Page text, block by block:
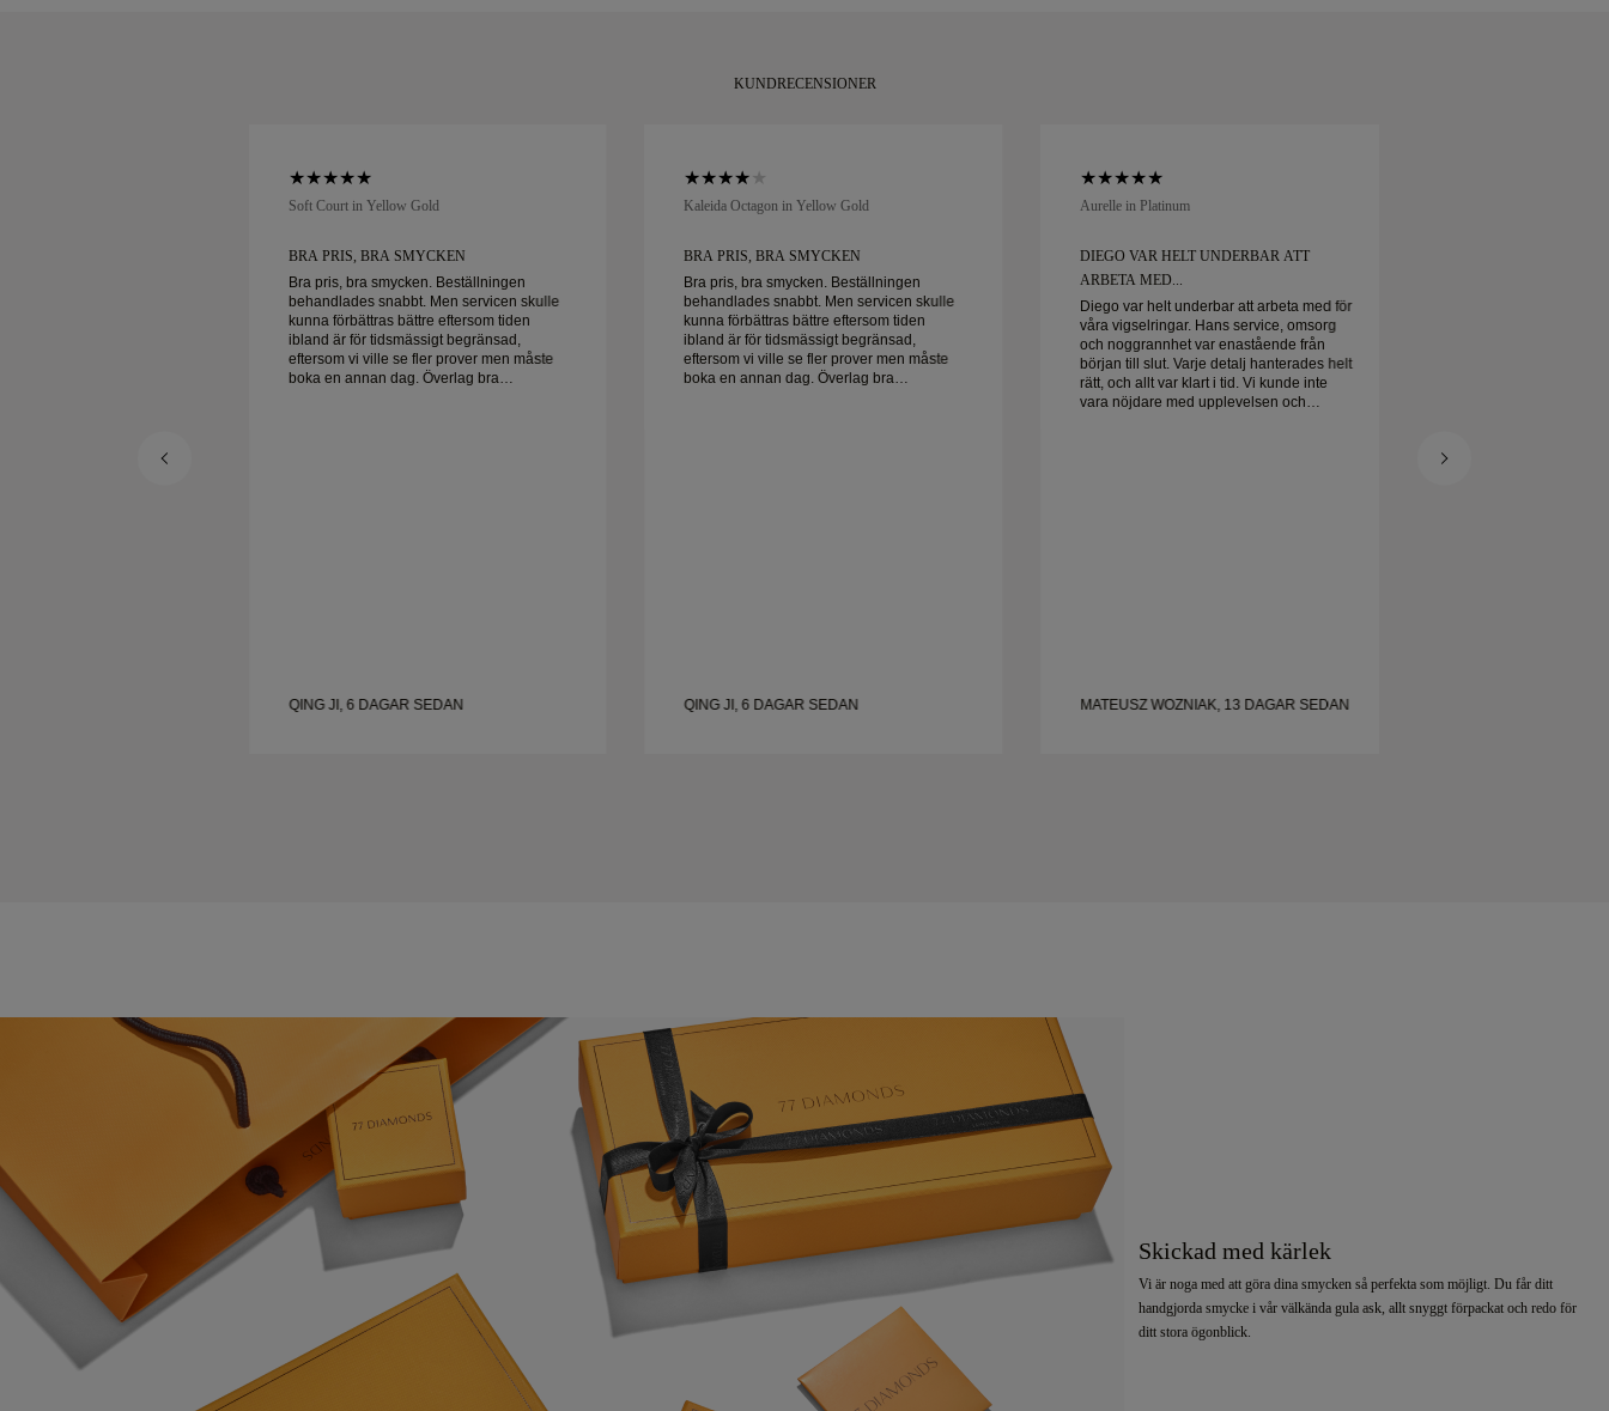
KUNDRECENSIONER
Soft Court in Yellow Gold
BRA PRIS, BRA SMYCKEN
Bra pris, bra smycken. Beställningen
behandlades snabbt. Men servicen skulle
kunna förbättras bättre eftersom tiden
ibland är för tidsmässigt begränsad,
eftersom vi ville se fler prover men måste
boka en annan dag. Överlag bra
QING JI, 6 DAGAR SEDAN
Kaleida Octagon in Yellow Gold
BRA PRIS, BRA SMYCKEN
Bra pris, bra smycken. Beställningen
behandlades snabbt. Men servicen skulle
kunna förbättras bättre eftersom tiden
ibland är för tidsmässigt begränsad,
eftersom vi ville se fler prover men måste
boka en annan dag. Överlag bra
QING JI, 6 DAGAR SEDAN
Aurelle in Platinum
DIEGO VAR HELT UNDERBAR ATT
ARBETA MED...
Diego var helt underbar att arbeta med för
våra vigselringar. Hans service, omsorg
och noggrannhet var enastående från
början till slut. Varje detalj hanterades helt
rätt, och allt var klart i tid. Vi kunde inte
vara nöjdare med upplevelsen och
MATEUSZ WOZNIAK, 13 DAGAR SEDAN
Skickad med kärlek
Vi är noga med att göra dina smycken så perfekta som möjligt. Du får ditt
handgjorda smycke i vår välkända gula ask, allt snyggt förpackat och redo för
ditt stora ögonblick.